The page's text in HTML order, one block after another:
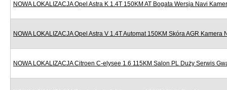
NOWA LOKALIZACJA Opel Astra K 1.4T 150KM AT Bogata Wersja Navi
NOWA LOKALIZACJA Opel Astra V 1.4T Automat 150KM Skóra AGR Kamera
NOWA LOKALIZACJA Citroen C-elysee 1.6 115KM Salon PL Duży Serwis